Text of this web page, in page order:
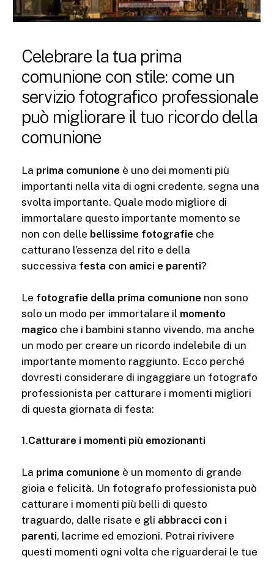
Celebrare la tua prima
comunione con stile: come un
servizio fotografico professionale
può migliorare il tuo ricordo della
comunione
La prima comunione è uno dei momenti più
importanti nella vita di ogni credente, segna una
svolta importante. Quale modo migliore di
immortalare questo importante momento se
non con delle bellissime fotografie che
catturano l’essenza del rito e della
successiva festa con amici e parenti?
Le fotografie della prima comunione non sono
solo un modo per immortalare il momento
magico che i bambini stanno vivendo, ma anche
un modo per creare un ricordo indelebile di un
importante momento raggiunto. Ecco perché
dovresti considerare di ingaggiare un fotografo
professionista per catturare i momenti migliori
di questa giornata di festa:
1.Catturare i momenti più emozionanti
La prima comunione è un momento di grande
gioia e felicità. Un fotografo professionista può
catturare i momenti più belli di questo
traguardo, dalle risate e gli abbracci con i
parenti, lacrime ed emozioni. Potrai rivivere
questi momenti ogni volta che riguarderai le tue